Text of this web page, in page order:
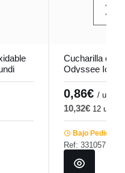
Cucharilla de
Odyssee Ice
0,86€ / ud
10,32€ 12 ud
Bajo Pedido
Ref: 331057